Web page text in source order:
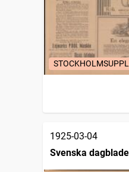
1925-03-04
Svenska